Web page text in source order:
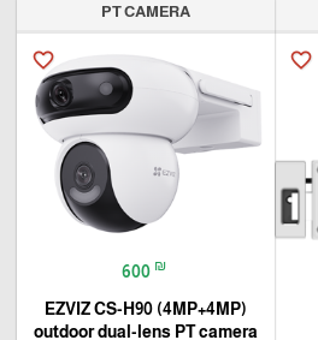
favorite_border
PT CAMERA
favorite_border
600 ₪
EZVIZ CS-H90 (4MP+4MP)
outdoor dual-lens PT camera